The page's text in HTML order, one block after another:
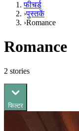
फीचर्ड
›पुस्तकें
›Romance
Romance
2 stories
फिल्टर